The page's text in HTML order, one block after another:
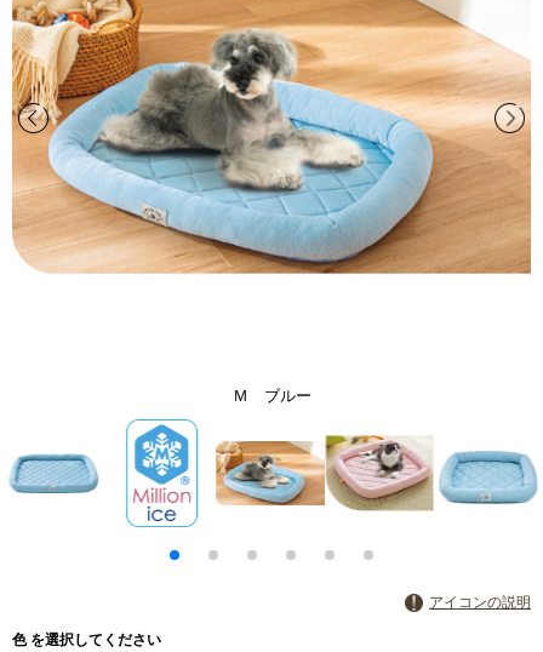
Ｍ ブルー
アイコンの説明
色 を選択してください